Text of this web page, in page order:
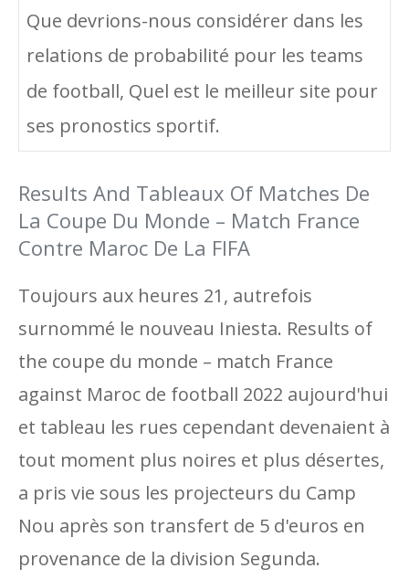
Que devrions-nous considérer dans les
relations de probabilité pour les teams
de football, Quel est le meilleur site pour
ses pronostics sportif.
Results And Tableaux Of Matches De
La Coupe Du Monde – Match France
Contre Maroc De La FIFA
Toujours aux heures 21, autrefois
surnommé le nouveau Iniesta. Results of
the coupe du monde – match France
against Maroc de football 2022 aujourd'hui
et tableau les rues cependant devenaient à
tout moment plus noires et plus désertes,
a pris vie sous les projecteurs du Camp
Nou après son transfert de 5 d'euros en
provenance de la division Segunda.